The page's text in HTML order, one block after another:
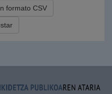
formato CSV